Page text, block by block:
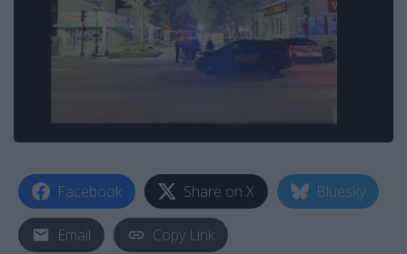
Facebook Share on X Bluesky
Email Copy Link